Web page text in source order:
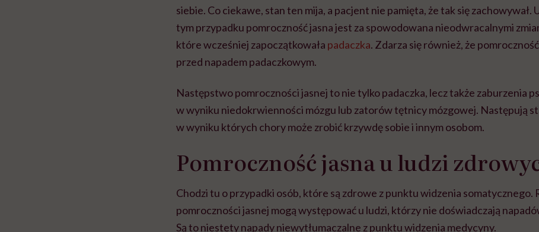
siebie. Co ciekawe, stan ten mija, a pacjent nie pamięta, że tak się zachowywał.
tym przypadku pomroczność jasna jest za spowodowana nieodwracalnymi
które wcześniej zapoczątkowała padaczka. Zdarza się również, że
przed napadem padaczkowym.
Następstwo pomroczności jasnej to nie tylko padaczka, lecz także zaburzenia
w wyniku niedokrwienności mózgu lub zatorów tętnicy mózgowej. Następują
w wyniku których chory może zrobić krzywdę sobie i innym osobom.
Pomroczność jasna u ludzi
Chodzi tu o przypadki osób, które są zdrowe z punktu widzenia somatycznego.
pomroczności jasnej mogą występować u ludzi, którzy nie doświadczają
Są to niestety napady niewytłumaczalne z punktu widzenia medycyny.